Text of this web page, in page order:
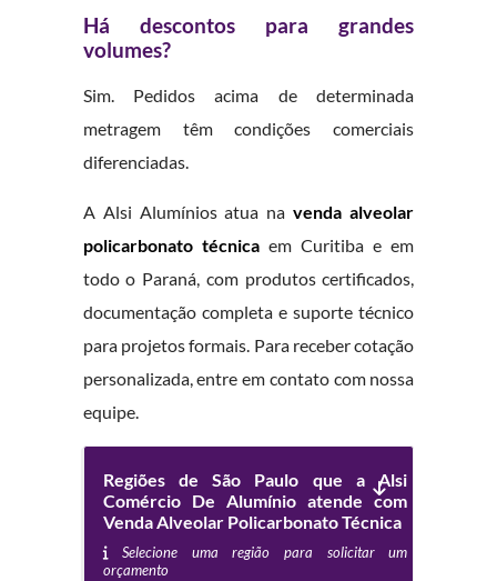
Há descontos para grandes
volumes?
Sim. Pedidos acima de determinada
metragem têm condições comerciais
diferenciadas.
A Alsi Alumínios atua navenda alveolar
policarbonato técnicaem Curitiba e em
todo o Paraná, com produtos certificados,
documentação completa e suporte técnico
para projetos formais. Para receber cotação
personalizada, entre em contato com nossa
equipe.
Regiões de São Paulo que a Alsi
Comércio De Alumínio atende com
Venda Alveolar Policarbonato Técnica
Selecione uma região para solicitar um
orçamento